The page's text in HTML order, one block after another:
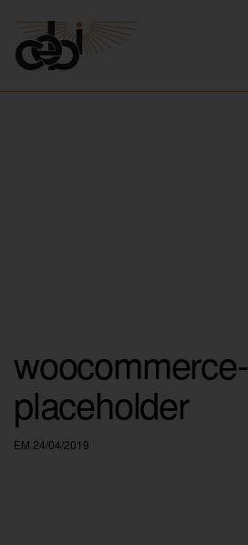
woocommerce-
placeholder
EM 24/04/2019